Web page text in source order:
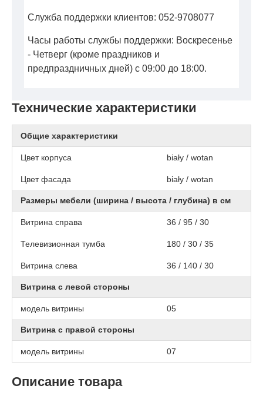
Технические характеристики
Общие характеристики
Цвет корпуса biały / wotan
Цвет фасада biały / wotan
Размеры мебели (ширина / высота / глубина) в см
Витрина справа 36 / 95 / 30
Телевизионная тумба 180 / 30 / 35
Витрина слева 36 / 140 / 30
Витрина с левой стороны
модель витрины 05
Витрина с правой стороны
модель витрины 07
Описание товара
Служба поддержки клиентов: 052-9708077
Часы работы службы поддержки: Воскресенье
- Четверг (кроме праздников и
предпраздничных дней) с 09:00 до 18:00.